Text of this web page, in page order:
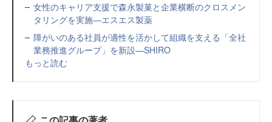
女性のキャリア支援で森永製菓と企業横断のクロスメン
タリングを実施—エスエス製薬
障がいのある社員が適性を活かして組織を支える「全社
業務推進グループ」を新設—SHIRO
もっと読む